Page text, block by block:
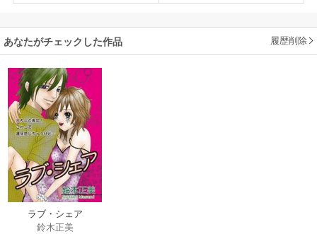
あなたがチェックした作品 履歴削除
ラブ・シェア
鈴木正美